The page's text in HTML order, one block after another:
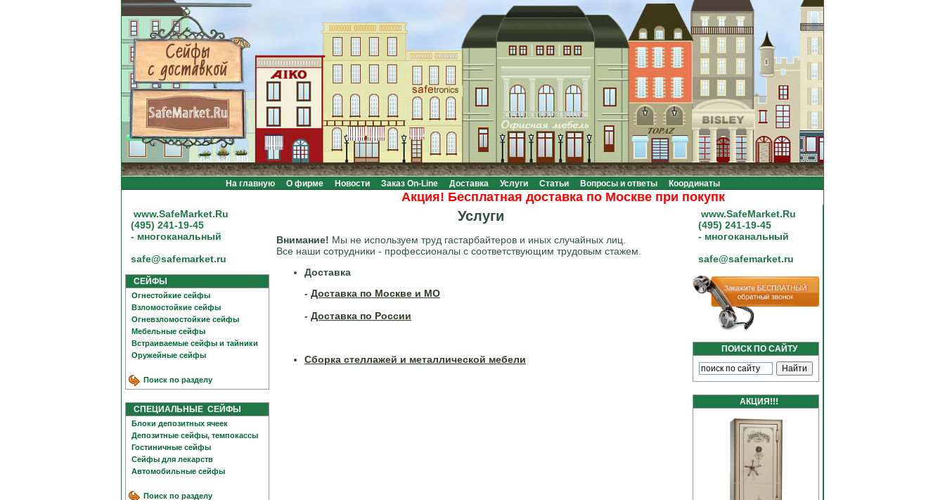
На главную О фирме Новости Заказ On-Line Доставка Услуги Статьи Вопросы и ответы Координаты
Акция! Бесплатная доставка по Москве при покупке на сумму от 20000 рублей.
www.SafeMarket.Ru
(495) 241-19-45
- многоканальный
safe@safemarket.ru
СЕЙФЫ
Огнестойкие сейфы
Взломостойкие сейфы
Огневзломостойкие сейфы
Мебельные сейфы
Встраиваемые сейфы и тайники
Оружейные сейфы
Поиск по разделу
СПЕЦИАЛЬНЫЕ СЕЙФЫ
Блоки депозитных ячеек
Депозитные сейфы, темпокассы
Гостиничные сейфы
Сейфы для лекарств
Автомобильные сейфы
Поиск по разделу
Услуги
Внимание! Мы не используем труд гастарбайтеров и иных случайных лиц.
Все наши сотрудники - профессионалы с соответствующим трудовым стажем.
Доставка
- Доставка по Москве и МО
- Доставка по России
Сборка стеллажей и металлической мебели
www.SafeMarket.Ru
(495) 241-19-45
- многоканальный
safe@safemarket.ru
ПОИСК ПО САЙТУ
АКЦИЯ!!!